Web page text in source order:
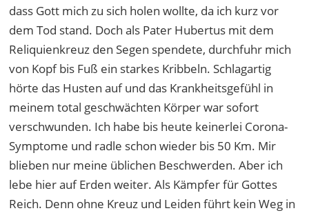
dass Gott mich zu sich holen wollte, da ich kurz vor
dem Tod stand. Doch als Pater Hubertus mit dem
Reliquienkreuz den Segen spendete, durchfuhr mich
von Kopf bis Fuß ein starkes Kribbeln. Schlagartig
hörte das Husten auf und das Krankheitsgefühl in
meinem total geschwächten Körper war sofort
verschwunden. Ich habe bis heute keinerlei Corona-
Symptome und radle schon wieder bis 50 Km. Mir
blieben nur meine üblichen Beschwerden. Aber ich
lebe hier auf Erden weiter. Als Kämpfer für Gottes
Reich. Denn ohne Kreuz und Leiden führt kein Weg in